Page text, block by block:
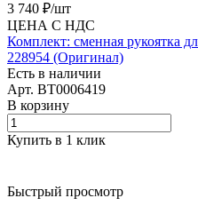
3 740 ₽/шт
ЦЕНА С НДС
Комплект: сменная рукоятка
228954 (Оригинал)
Есть в наличии
Арт. BT0006419
В корзину
Купить в 1 клик
Быстрый просмотр